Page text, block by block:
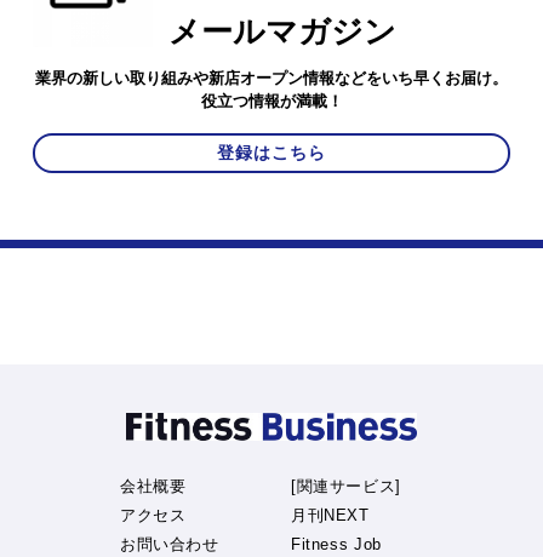
メールマガジン
業界の新しい取り組みや新店オープン情報などをいち早くお届け。
役立つ情報が満載！
登録はこちら
会社概要
アクセス
お問い合わせ
[関連サービス]
月刊NEXT
Fitness Job